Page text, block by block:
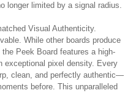
longer limited by a signal radius.
Visual Authenticity.
While other boards produce
Peek Board features a high-
exceptional pixel density. Every
clean, and perfectly authentic—
before. This unparalleled